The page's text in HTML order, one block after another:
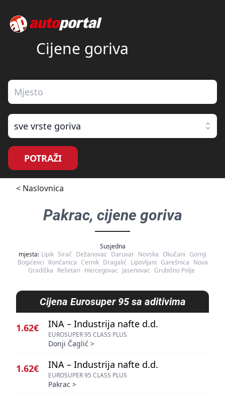
Cijene goriva
sve vrste goriva
POTRAŽI
< Naslovnica
Pakrac, cijene goriva
Susjedna
mjesta: Lipik Sirač Dežanovac Daruvar Novska Okučani Gornji
Bogićevci Končanica Cernik Dragalić Lipovljani Garešnica Nova
Gradiška Rešetari Hercegovac Jasenovac Grubišno Polje
Cijena Eurosuper 95 sa aditivima
1.62€ INA – Industrija nafte d.d.
EUROSUPER 95 CLASS PLUS
Donji Čaglić >
1.62€ INA – Industrija nafte d.d.
EUROSUPER 95 CLASS PLUS
Pakrac >